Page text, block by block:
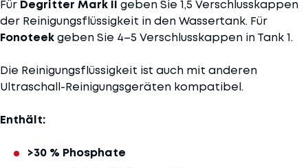
Für Degritter Mark II geben Sie 1,5 Verschlusskappen
der Reinigungsflüssigkeit in den Wassertank. Für
Fonoteekgeben Sie 4–5 Verschlusskappen in Tank 1.
Die Reinigungsflüssigkeit ist auch mit anderen
Ultraschall-Reinigungsgeräten kompatibel.
Enthält:
>30 % Phosphate